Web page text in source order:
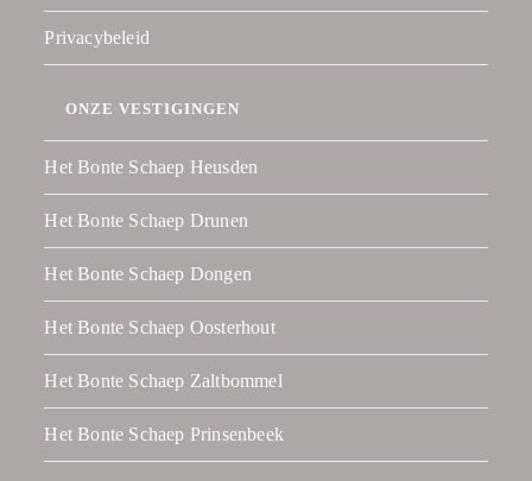
Privacybeleid
ONZE VESTIGINGEN
Het Bonte Schaep Heusden
Het Bonte Schaep Drunen
Het Bonte Schaep Dongen
Het Bonte Schaep Oosterhout
Het Bonte Schaep Zaltbommel
Het Bonte Schaep Prinsenbeek